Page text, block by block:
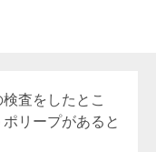
査をしたとこ
リープがあると